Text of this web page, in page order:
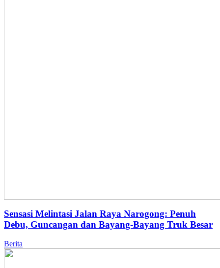
Sensasi Melintasi Jalan Raya Narogong: Penuh
Debu, Guncangan dan Bayang-Bayang Truk Besar
Berita